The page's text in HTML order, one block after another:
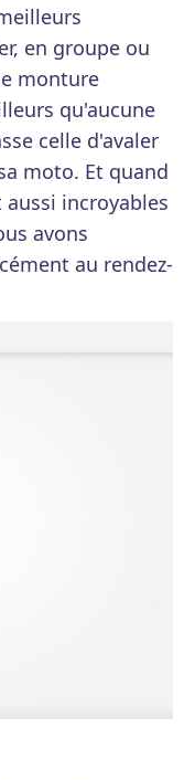
en groupe ou
monture
qu'aucune
celle d'avaler
moto. Et quand
incroyables
avons
au rendez-